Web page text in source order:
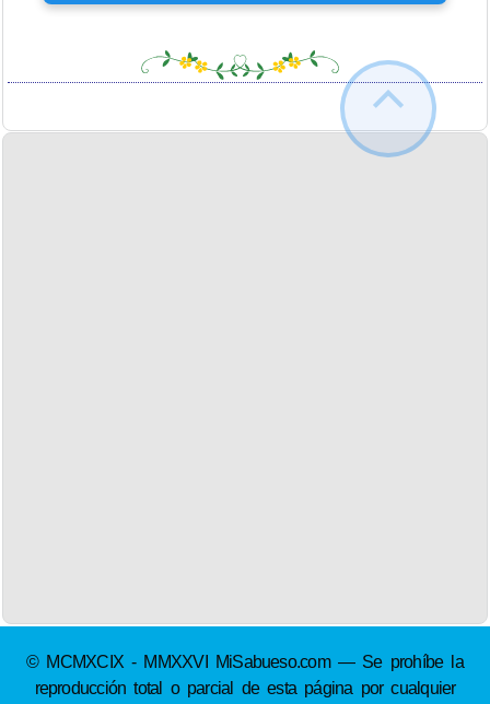
© MCMXCIX - MMXXVI MiSabueso.com — Se prohíbe la
reproducción total o parcial de esta página por cualquier